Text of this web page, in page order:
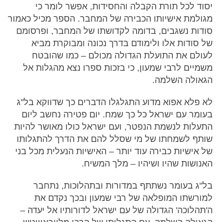
יסוד לכל תורת הקבלה והחסידות, אפשר לומר כי
מגולמת אישיותו הכבירה של המחבר. הספר מכיל כאמור
סודות נשגבים, בדומה לקדושתו של המחבר, ופרסומם
של סודות אלו ולימודם בדרך נכונה ומבוקרת מביא
לעולם את התועלת הגדולה מכולם – כמו שהובטח
משמיים לרבי שמעון, כי בזכות ספרו נצא מהגלות אל
הגאולה השלמה.
לא פלא אפוא מדוע התגלגלו הדברים כך שדווקא בל"ג
בעומר עם ישראל כל כך שמח. יום פטירה נחשב ליום
התעלות לנשמת הנפטר, ועם ישראל כולו מאושר להיות
שותף לשמחתו של מי שסלל להם את הדרך להתגלותו
של אישיות כבירה עוד יותר – האישיות הנעלית מכל בני
האנושות שהיו ושיהיו – מלך המשיח.
בל"ג בעומר נשתתף במדורות ובתהלוכות, נתחבר
למורשתו המופלאה של רבי שמעון ובכך נקדם את
ה'תהלוכה' הגדולה של עם ישראל לדורותיו אל יעדה –